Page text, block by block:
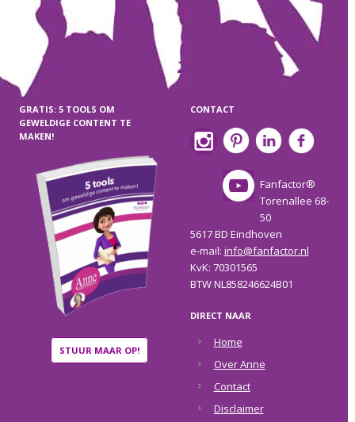
GRATIS: 5 TOOLS OM
GEWELDIGE CONTENT TE
MAKEN!
STUUR MAAR OP!
CONTACT
Fanfactor®
Torenallee 68-
50
5617 BD Eindhoven
e-mail: info@fanfactor.nl
KvK: 70301565
BTW NL858246624B01
DIRECT NAAR
Home
Over Anne
Contact
Disclaimer